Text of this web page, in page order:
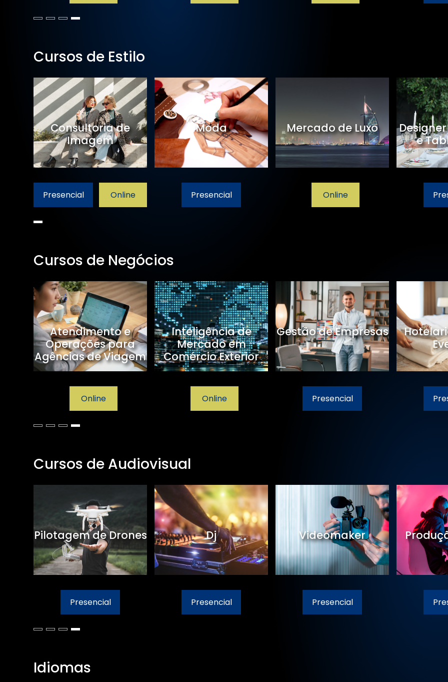
Cursos de Estilo
Consultoria de
Imagem
Presencial Online
Moda
Presencial
Mercado de Luxo
Online
e
Cursos de Negócios
Atendimento e
Operações para
Agências de Viagem
Online
Inteligência de
Mercado em
Comércio Exterior
Online
Gestão de Empresas
Presencial
Cursos de Audiovisual
Pilotagem de Drones
Presencial
Dj
Presencial
Videomaker
Presencial
Idiomas